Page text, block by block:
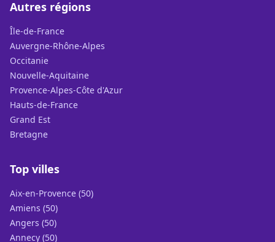
Autres régions
Île-de-France
Auvergne-Rhône-Alpes
Occitanie
Nouvelle-Aquitaine
Provence-Alpes-Côte d'Azur
Hauts-de-France
Grand Est
Bretagne
Top villes
Aix-en-Provence (50)
Amiens (50)
Angers (50)
Annecy (50)